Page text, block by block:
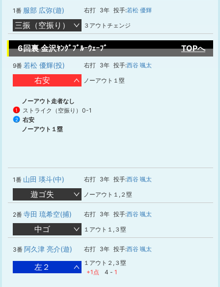
1番 服部 広弥(遊) 右打 3年 投手:若松 優輝
三振（空振り） ３アウトチェンジ
6回裏 金沢ﾔﾝｸﾞﾌﾞﾙｰｳｪｰﾌﾞ TOPへ
9番 若松 優輝(投) 右打 3年 投手:西谷 颯太
右安 ノーアウト１塁
ノーアウト走者なし
1 ストライク（空振り） 0-1
2
右安
ノーアウト１塁
1番 山田 瑛斗(中) 右打 3年 投手:西谷 颯太
遊ゴ失 ノーアウト１,２塁
2番 寺田 琉希空(捕) 右打 3年 投手:西谷 颯太
中ゴ １アウト１,３塁
3番 阿久津 亮介(遊) 右打 3年 投手:西谷 颯太
左２
１アウト２,３塁
+1点
4 - 1